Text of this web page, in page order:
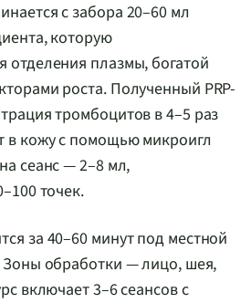
с забора 20–60 мл
которую
отделения плазмы, богатой
роста. Полученный PRP-
тромбоцитов в 4–5 раз
в кожу с помощью микроигл
сеанс — 2–8 мл,
точек.
за 40–60 минут под местной
Зоны обработки — лицо, шея,
включает 3–6 сеансов с